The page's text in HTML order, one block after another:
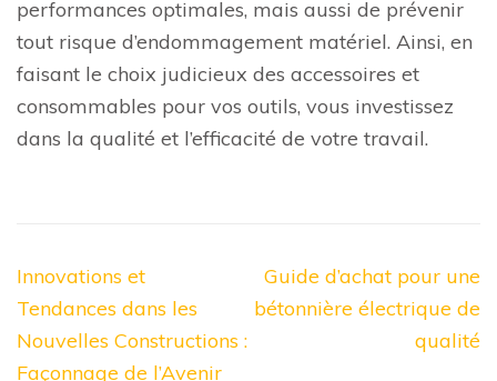
performances optimales, mais aussi de prévenir
tout risque d’endommagement matériel. Ainsi, en
faisant le choix judicieux des accessoires et
consommables pour vos outils, vous investissez
dans la qualité et l’efficacité de votre travail.
Navigation
de
l’article
Innovations et
Tendances dans les
Nouvelles Constructions :
Façonnage de l’Avenir
Guide d’achat pour une
bétonnière électrique de
qualité